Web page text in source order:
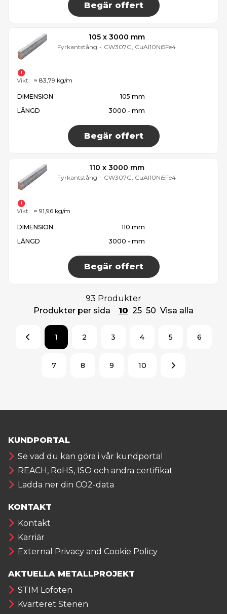
Begär offert
105 x 3000 mm
Fyrkantstång - CW307G, CuAl10Ni5Fe4
DIMENSION
105 mm
LÄNGD
3000 - mm
Begär offert
Vikt: ≈ 83,79 kg/m
110 x 3000 mm
Fyrkantstång - CW307G, CuAl10Ni5Fe4
DIMENSION
110 mm
LÄNGD
3000 - mm
Begär offert
Vikt: ≈ 91,96 kg/m
93 Produkter
Produkter per sida
10 25 50 Visa alla
1 2 3 4 5 6
7 8 9 10
KUNDPORTAL
Se vad du kan göra i vår kundportal
REACH, RoHS, ISO och andra certifikat
Ladda ner din CO2-data
KONTAKT
Kontakt
Karriär
External Privacy and Cookie Policy
AKTUELLA METALLPROJEKT
STIM Lofoten
Kvarteret Stenen